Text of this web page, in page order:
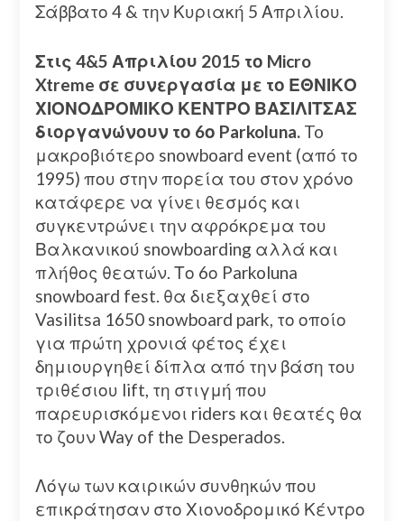
Σάββατο 4 & την Κυριακή 5 Απριλίου.
Στις 4&5 Απριλίου 2015 το Micro
Xtreme σε συνεργασία με το ΕΘΝΙΚΟ
ΧΙΟΝΟΔΡΟΜΙΚΟ ΚΕΝΤΡΟ ΒΑΣΙΛΙΤΣΑΣ
διοργανώνουν το 6ο Parkoluna.To
μακροβιότερο snowboard event (από το
1995) που στην πορεία του στον χρόνο
κατάφερε να γίνει θεσμός και
συγκεντρώνει την αφρόκρεμα του
Βαλκανικού snowboarding αλλά και
πλήθος θεατών. Το 6ο Parkoluna
snowboard fest. θα διεξαχθεί στο
Vasilitsa 1650 snowboard park, το οποίο
για πρώτη χρονιά φέτος έχει
δημιουργηθεί δίπλα από την βάση του
τριθέσιου lift, τη στιγμή που
παρευρισκόμενοι riders και θεατές θα
το ζουν Way of the Desperados.
Λόγω των καιρικών συνθηκών που
επικράτησαν στο Χιονοδρομικό Κέντρο